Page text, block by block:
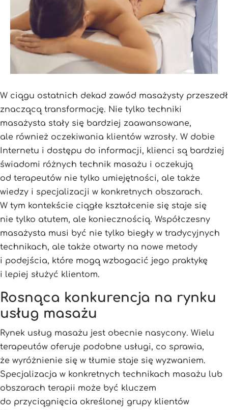
W ciągu ostatnich dekad zawód masażysty przeszedł
znaczącą transformację. Nie tylko techniki
masażysta stały się bardziej zaawansowane,
ale również oczekiwania klientów wzrosły. W dobie
Internetu i dostępu do informacji, klienci są bardziej
świadomi różnych technik masażu i oczekują
od terapeutów nie tylko umiejętności, ale także
wiedzy i specjalizacji w konkretnych obszarach.
W tym kontekście ciągłe kształcenie się staje się
nie tylko atutem, ale koniecznością. Współczesny
masażysta musi być nie tylko biegły w tradycyjnych
technikach, ale także otwarty na nowe metody
i podejścia, które mogą wzbogacić jego praktykę
i lepiej służyć klientom.
Rosnąca konkurencja na rynku
usług masażu
Rynek usług masażu jest obecnie nasycony. Wielu
terapeutów oferuje podobne usługi, co sprawia,
że wyróżnienie się w tłumie staje się wyzwaniem.
Specjalizacja w konkretnych technikach masażu lub
obszarach terapii może być kluczem
do przyciągnięcia określonej grupy klientów